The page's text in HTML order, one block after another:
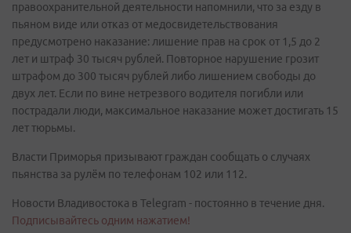
правоохранительной деятельности напомнили, что за езду в
пьяном виде или отказ от медосвидетельствования
предусмотрено наказание: лишение прав на срок от 1,5 до 2
лет и штраф 30 тысяч рублей. Повторное нарушение грозит
штрафом до 300 тысяч рублей либо лишением свободы до
двух лет. Если по вине нетрезвого водителя погибли или
пострадали люди, максимальное наказание может достигать 15
лет тюрьмы.
Власти Приморья призывают граждан сообщать о случаях
пьянства за рулём по телефонам 102 или 112.
Новости Владивостока в Telegram - постоянно в течение дня.
Подписывайтесь одним нажатием!